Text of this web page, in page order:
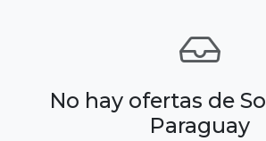
No hay ofertas de
Paraguay